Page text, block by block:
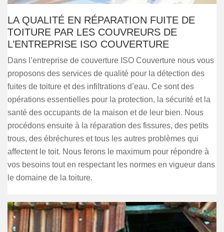
LA QUALITÉ EN RÉPARATION FUITE DE
TOITURE PAR LES COUVREURS DE
L’ENTREPRISE ISO COUVERTURE
Dans l’entreprise de couverture ISO Couverture nous vous
proposons des services de qualité pour la détection des
fuites de toiture et des infiltrations d’eau. Ce sont des
opérations essentielles pour la protection, la sécurité et la
santé des occupants de la maison et de leur bien. Nous
procédons ensuite à la réparation des fissures, des petits
trous, des ébréchures et tous les autres problèmes qui
affectent le toit. Nous ferons le maximum pour répondre à
vos besoins tout en respectant les normes en vigueur dans
le domaine de la toiture.